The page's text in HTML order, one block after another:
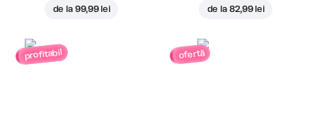
de la 99,99 lei de la 82,99 lei
profitabil ofertă